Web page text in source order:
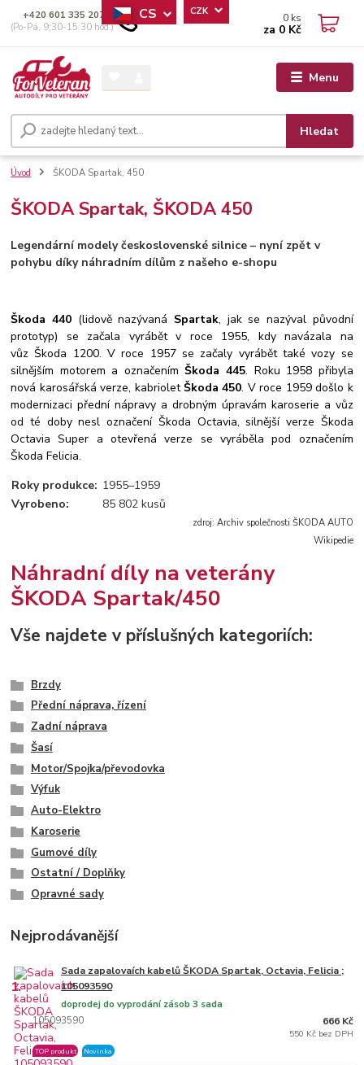
Menu
CS CZK
Hledat
+420 601 335 207
(Po-Pá, 9:30-15:30 hod.)
0 ks
za 0 Kč
Úvod ŠKODA Spartak, 450
ŠKODA Spartak, ŠKODA 450
Legendární modely československé silnice – nyní zpět v
pohybu díky náhradním dílům z našeho e-shopu
Škoda 440(lidově nazývaná Spartak, jak se nazýval původní
prototyp) se začala vyrábět v roce 1955, kdy navázala na
vůz Škoda 1200. V roce 1957 se začaly vyrábět také vozy se
silnějším motorem a označenímŠkoda 445. Roku 1958 přibyla
nová karosářská verze, kabrioletŠkoda 450. V roce 1959 došlo k
modernizaci přední nápravy a drobným úpravám karoserie a vůz
od té doby nesl označení Škoda Octavia, silnější verze Škoda
Octavia Super a otevřená verze se vyráběla pod označením
Škoda Felicia.
Roky produkce: 1955–1959
Vyrobeno:
85 802 kusů
zdroj: Archiv společnosti ŠKODA AUTO
Wikipedie
Náhradní díly na veterány
ŠKODA Spartak/450
Vše najdete v příslušných kategoriích:
Brzdy
Přední náprava, řízení
Zadní náprava
Šasí
Motor/Spojka/převodovka
Výfuk
Auto-Elektro
Karoserie
Gumové díly
Ostatní / Doplňky
Opravné sady
Nejprodávanější
1.
Sada zapalovaích kabelů ŠKODA Spartak, Octavia, Felicia ;
105093590
105093590
doprodej do vyprodání zásob 3 sada
TOP produkt Novinka
666 Kč
550 Kč bez DPH